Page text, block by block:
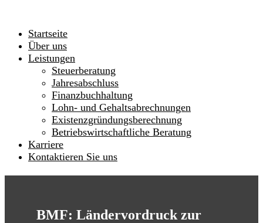
Startseite
Über uns
Leistungen
Steuerberatung
Jahresabschluss
Finanzbuchhaltung
Lohn- und Gehaltsabrechnungen
Existenzgründungsberechnung
Betriebswirtschaftliche Beratung
Karriere
Kontaktieren Sie uns
BMF: Ländervordruck zur